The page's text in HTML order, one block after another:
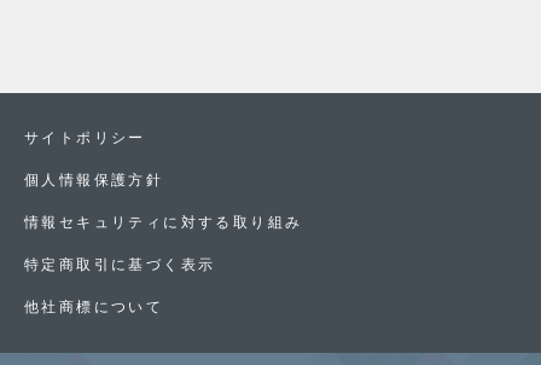
サイトポリシー
個人情報保護方針
情報セキュリティに対する取り組み
特定商取引に基づく表示
他社商標について